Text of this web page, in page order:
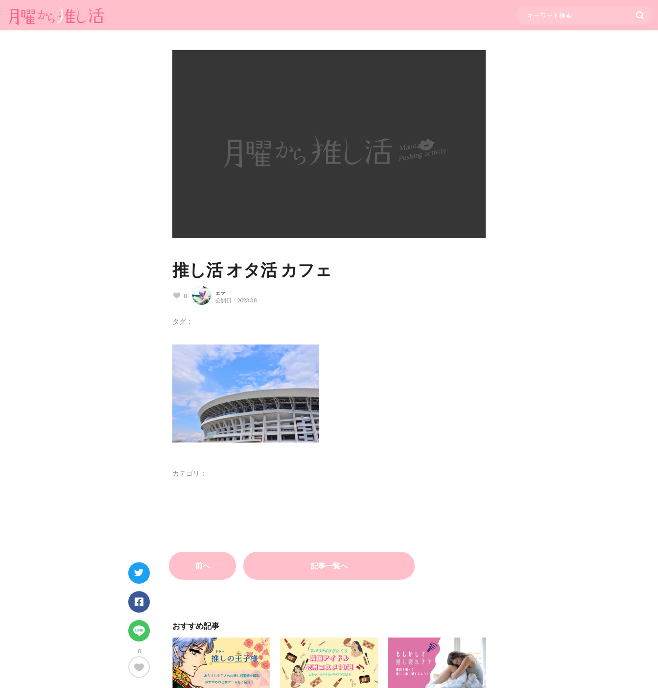
0
推し活 オタ活 カフェ
0 エマ
公開日：2023.3.8
タグ：
カテゴリ：
前へ 記事一覧へ
おすすめ記事